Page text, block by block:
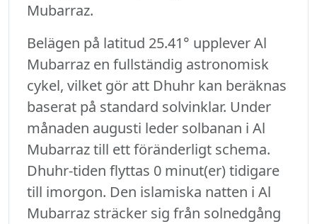
Mubarraz.
Belägen på latitud 25.41° upplever Al
Mubarraz en fullständig astronomisk
cykel, vilket gör att Dhuhr kan beräknas
baserat på standard solvinklar. Under
månaden augusti leder solbanan i Al
Mubarraz till ett föränderligt schema.
Dhuhr-tiden flyttas 0 minut(er) tidigare
till imorgon. Den islamiska natten i Al
Mubarraz sträcker sig från solnedgång